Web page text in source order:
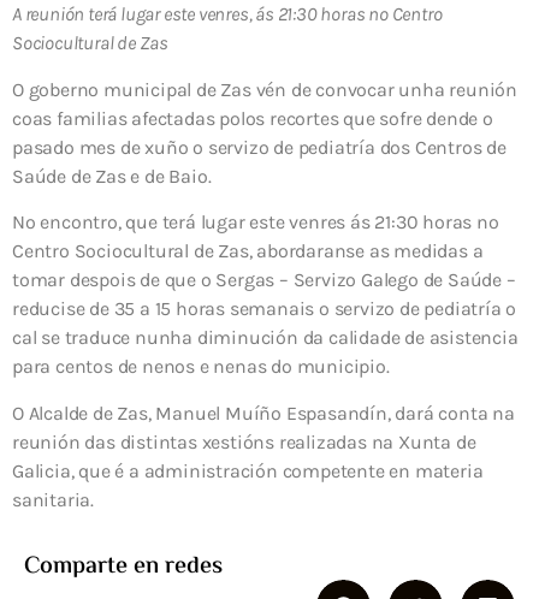
A reunión terá lugar este venres, ás 21:30 horas no Centro
Sociocultural de Zas
O goberno municipal de Zas vén de convocar unha reunión
coas familias afectadas polos recortes que sofre dende o
pasado mes de xuño o servizo de pediatría dos Centros de
Saúde de Zas e de Baio.
No encontro, que terá lugar este venres ás 21:30 horas no
Centro Sociocultural de Zas, abordaranse as medidas a
tomar despois de que o Sergas – Servizo Galego de Saúde –
reducise de 35 a 15 horas semanais o servizo de pediatría o
cal se traduce nunha diminución da calidade de asistencia
para centos de nenos e nenas do municipio.
O Alcalde de Zas, Manuel Muíño Espasandín, dará conta na
reunión das distintas xestións realizadas na Xunta de
Galicia, que é a administración competente en materia
sanitaria.
Comparte en redes